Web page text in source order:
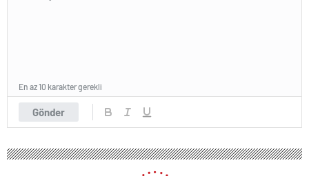
Gönder
En az 10 karakter gerekli